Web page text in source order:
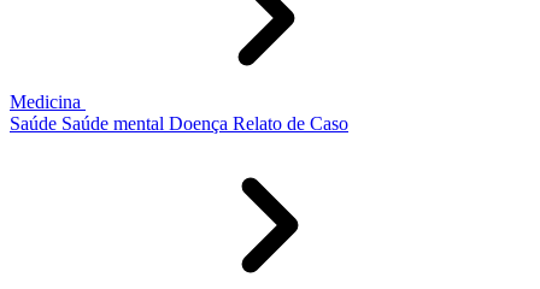
Medicina
Saúde Saúde mental Doença Relato de Caso